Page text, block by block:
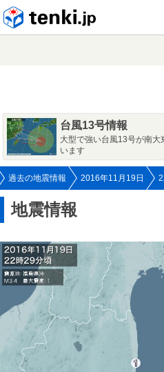
台風13号情報
大型で強い台風13号が南
います
過去の地震情報 2016年11月19日
地震情報